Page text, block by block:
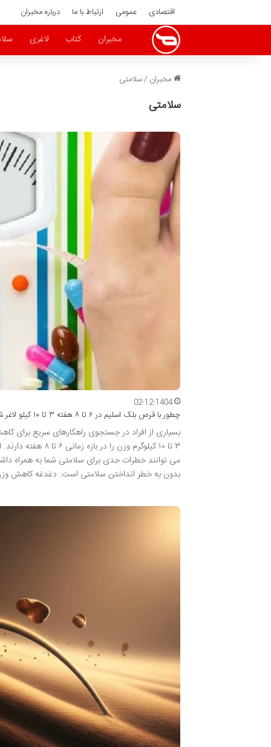
اقتصادی عمومی ارتباط با ما درباره مخبران
مخبران کتاب لاغری
مخبران /سلامتی
سلامتی
02-12-1404
چطور با قرص بلک اسلیم در ۶ تا ۸ هفته ۳ تا ۱۰ کیلو لاغر شویم؟
بسیاری از افراد در جستجوی راهکارهای سریع
۳ تا ۱۰ کیلوگرم
می توانند خطرات جدی برای سلامتی شما به همراه
بدون به خطر انداختن سلامتی است. دغدغه کاهش